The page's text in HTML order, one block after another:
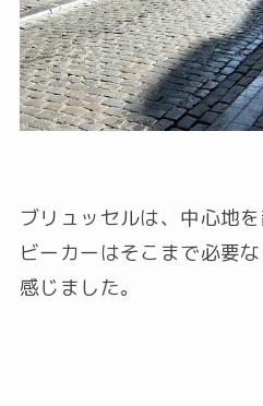
ブリュッセルは、中心地
ビーカーはそこまで必要
感じました。